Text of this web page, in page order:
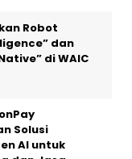
Robot
dan
di WAIC
Solusi
AI untuk